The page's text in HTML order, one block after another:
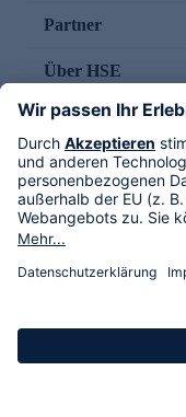
Partner
Über HSE
Im TV
HSE International